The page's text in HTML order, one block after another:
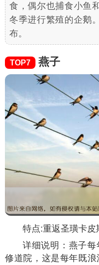
食，偶尔也捕食小鱼
冬季进行繁殖的企鹅
布。
TOP7 燕子
特点:重返圣璜卡皮
详细说明：燕子
修道院，这是每年既